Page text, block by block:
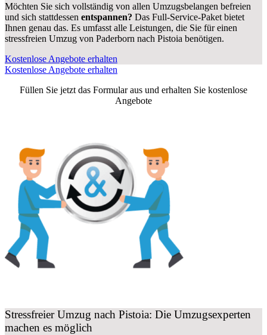
Möchten Sie sich vollständig von allen Umzugsbelangen befreien
und sich stattdessen entspannen? Das Full-Service-Paket bietet
Ihnen genau das. Es umfasst alle Leistungen, die Sie für einen
stressfreien Umzug von Paderborn nach Pistoia benötigen.
Kostenlose Angebote erhalten
Kostenlose Angebote erhalten
Füllen Sie jetzt das Formular aus und erhalten Sie kostenlose
Angebote
Stressfreier Umzug nach Pistoia: Die Umzugsexperten
machen es möglich